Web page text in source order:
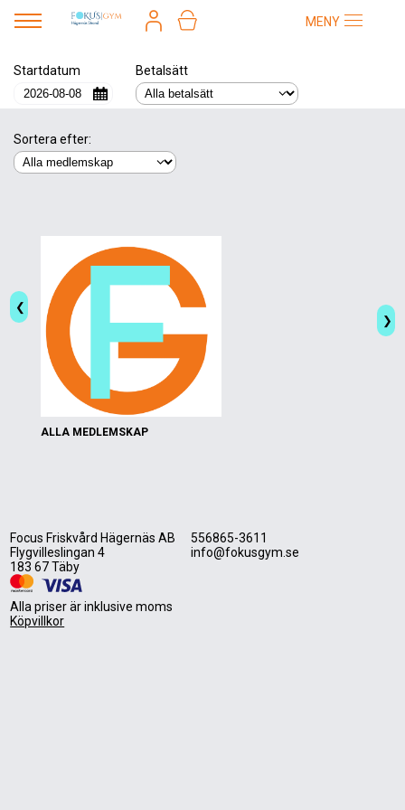
MENY
Startdatum Betalsätt
Sortera efter:
❮
ALLA MEDLEMSKAP
❯
Focus Friskvård Hägernäs AB
Flygvilleslingan 4
183 67 Täby
556865-3611
info@fokusgym.se
Alla priser är inklusive moms
Köpvillkor